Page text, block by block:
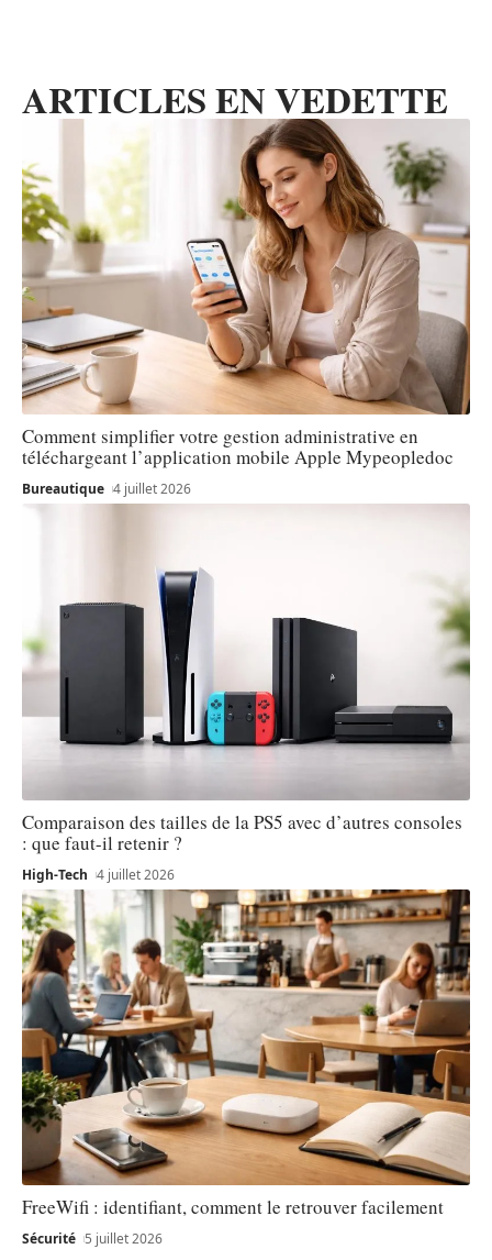
ARTICLES EN VEDETTE
Comment simplifier votre gestion administrative en
téléchargeant l’application mobile Apple Mypeopledoc
Bureautique 4 juillet 2026
Comparaison des tailles de la PS5 avec d’autres consoles
: que faut-il retenir ?
High-Tech 4 juillet 2026
FreeWifi : identifiant, comment le retrouver facilement
Sécurité 5 juillet 2026